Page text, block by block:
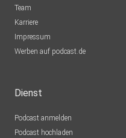
Team
Karriere
Impressum
Werben auf podcast.de
Dienst
Podcast anmelden
Podcast hochladen